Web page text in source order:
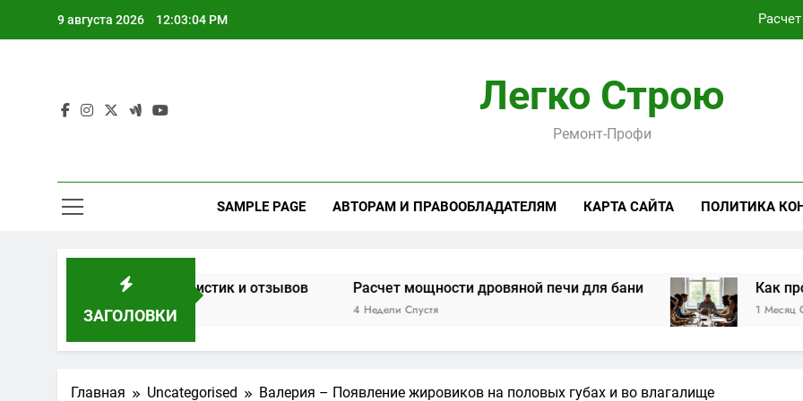
9 августа 2026 12:03:05 PM
Виртуальная платёжная карта за 5 минут без
Критерии выбора пластиковых окон
Как проходит практическая подготовка по
Легко Строю
Ремонт-Профи
SAMPLE PAGE АВТОРАМ И ПРАВООБЛАДАТЕЛЯМ КАРТА САЙТА ПОЛИТИКА
ЗАГОЛОВКИ
характеристик и отзывов Расчет мощности дровяной печи для бани
4 Недели Спустя
Как проходит
1 Месяц Спустя
Главная Uncategorised Валерия – Появление жировиков на половых губах и во влагалище